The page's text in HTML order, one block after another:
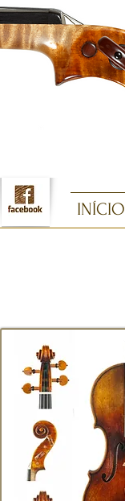
INÍCIO